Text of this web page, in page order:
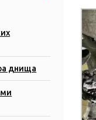
днища